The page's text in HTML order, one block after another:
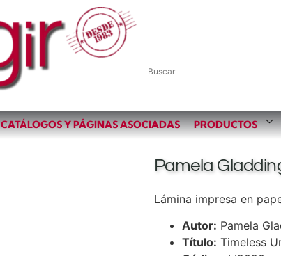
CATÁLOGOS Y PÁGINAS ASOCIADAS PRODUCTOS
Pamela
Lámina impresa en
Autor: Pamela
Título: Timeless